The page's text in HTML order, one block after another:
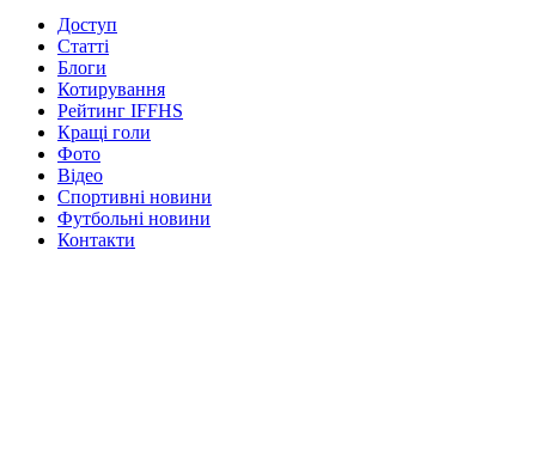
Доступ
Статті
Блоги
Котирування
Рейтинг IFFHS
Кращі голи
Фото
Відео
Спортивні новини
Футбольні новини
Контакти